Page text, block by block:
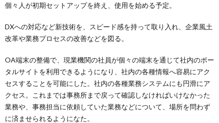
個々人が初期セットアップを終え、使用を始める予定。
DXへの対応など新技術を、スピード感を持って取り入れ、企業風土
改革や業務プロセスの改善などを図る。
OA端末の整備で、現業機関の社員が個々の端末を通じて社内のポー
タルサイトを利用できるようになり、社内の各種情報へ容易にアク
セスすることを可能にした。社内の各種業務システムにも円滑にア
クセス。これまでは事務所まで戻って確認しなければいけなかった
業務や、事務担当に依頼していた業務などについて、場所を問わず
に済ませられるようになた。